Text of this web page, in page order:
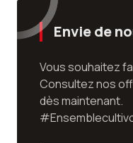
Envie de
Vous souhaitez
Consultez nos
dès maintenant.